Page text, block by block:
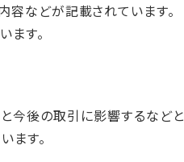
などが記載されています。
す。
今後の取引に影響するなどと
ます。